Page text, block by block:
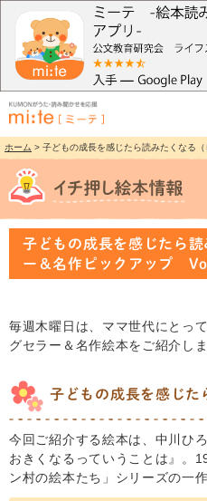
ホーム > 子どもの成長を感じたら読みたくなる
子どもの成長を感じたら
ー＆名作ピックアップ
毎週木曜日は、ママ世代にとっ
グセラー＆名作絵本をご紹介しま
子どもの成長を感じた
今回ご紹介する絵本は、中川ひ
おきくなるっていうことは』。
ン村の絵本たち」シリーズの一作